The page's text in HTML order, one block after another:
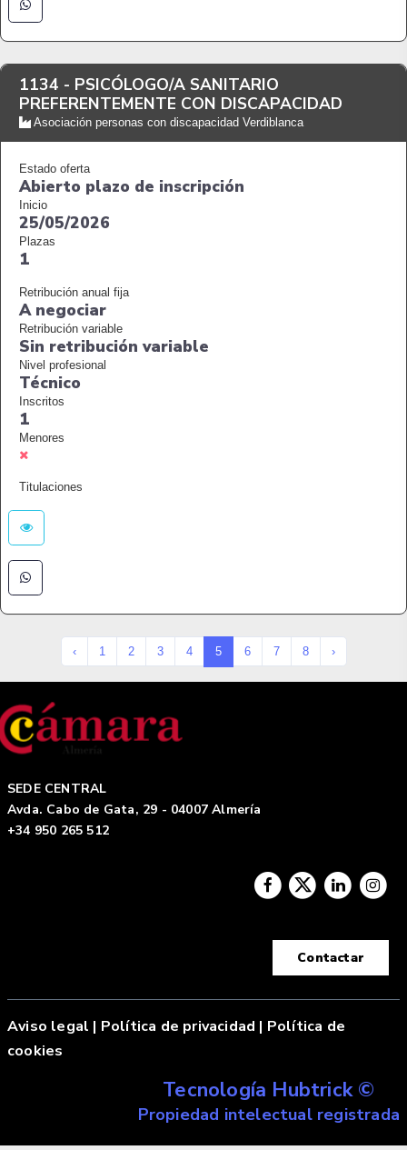
1134 - PSICÓLOGO/A SANITARIO
PREFERENTEMENTE CON DISCAPACIDAD
Asociación personas con discapacidad Verdiblanca
Estado oferta
Abierto plazo de inscripción
Inicio
25/05/2026
Plazas
1
Retribución anual fija
A negociar
Retribución variable
Sin retribución variable
Nivel profesional
Técnico
Inscritos
1
Menores
Titulaciones
‹ 1 2 3 4 5 6 7 8 ›
SEDE CENTRAL
Avda. Cabo de Gata, 29 - 04007 Almería
+34 950 265 512
Contactar
Aviso legal | Política de privacidad | Política de
cookies
Tecnología Hubtrick ©
Propiedad intelectual registrada